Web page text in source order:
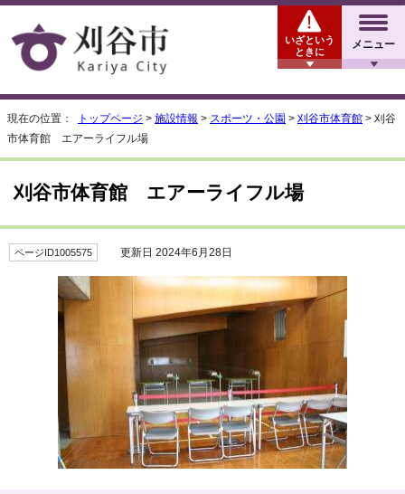
メニュー
いざという
ときに
現在の位置： トップページ > 施設情報 > スポーツ・公園 > 刈谷市体育館 > 刈谷
市体育館 エアーライフル場
刈谷市体育館 エアーライフル場
ページID1005575 更新日 2024年6月28日